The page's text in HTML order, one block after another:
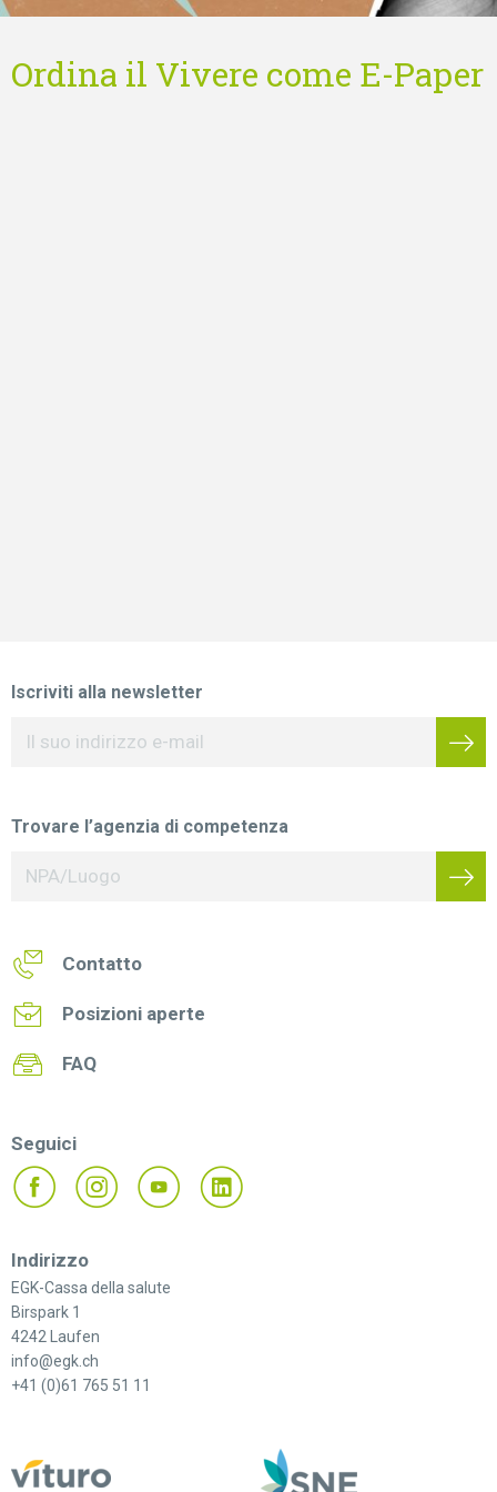
Ordina il Vivere come E-Paper
Iscriviti alla newsletter
Trovare l’agenzia di competenza
Contatto
Posizioni aperte
FAQ
Seguici
Indirizzo
EGK-Cassa della salute
Birspark 1
4242 Laufen
info@egk.ch
+41 (0)61 765 51 11